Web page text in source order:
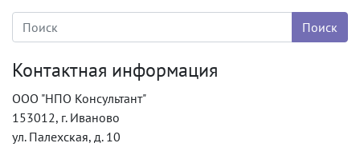
Контактная информация
ООО "НПО Консультант"
153012, г. Иваново
ул. Палехская, д. 10